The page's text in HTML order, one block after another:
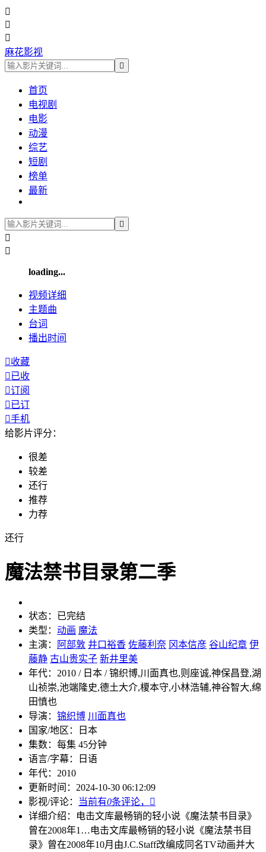



麻花影视

首页
电视剧
电影
动漫
综艺
短剧
榜单
最新



loading...
视频详细
主题曲
台词
播出时间
收藏
已收
订阅
已订
手机
给影片评分：
很差
较差
还行
推荐
力荐
还行
魔法禁书目录第二季
状态： 已完结
类型： 动画 魔法
主演：
阿部敦 井口裕香 佐藤利奈 冈本信彦 谷山纪章 伊
藤静 古山贵实子 新井里美
年代： 2010 / 日本 / 锦织博,川面真也,则座诚,神保昌登,湖
山祯崇,池端隆史,德土大介,榎本守,小林浩辅,神谷智大,绵
田慎也
导演： 锦织博 川面真也
国家/地区：
日本
集数： 每集 45分钟
语言/字幕：
日语
年代： 2010
更新时间： 2024-10-30 06:12:09
影视/评论：
当前有0条评论，

详细介绍：
电击文库最畅销的轻小说《魔法禁书目录》
曾在2008年1…电击文库最畅销的轻小说《魔法禁书目
录》曾在2008年10月由J.C.Staff改编成同名TV动画并大